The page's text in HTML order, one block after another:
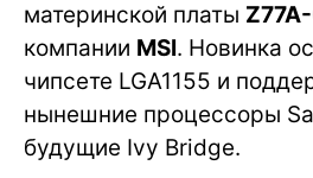
материнской платы
компании MSI. Новинка
чипсете LGA1155 и
нынешние процессоры
будущие Ivy Bridge.